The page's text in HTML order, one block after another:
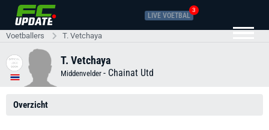
LIVE VOETBAL
3
Voetballers T. Vetchaya
T. Vetchaya
Middenvelder - Chainat Utd
Overzicht